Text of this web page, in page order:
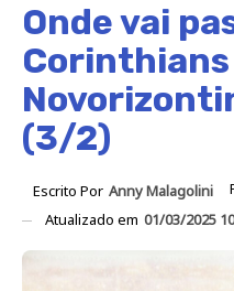
Onde vai
(3/2)
Escrito Por Anny Malagolini
Atualizado em 01/03/2025